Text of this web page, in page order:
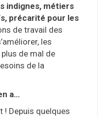
indignes, métiers
précarité pour les
de travail des
les
de mal de
de la
a…
! Depuis quelques